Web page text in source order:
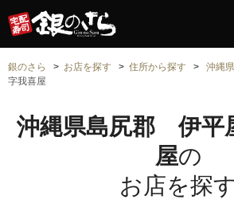
銀のさら お店を探す 住所から探す 沖縄県
字我喜屋
沖縄県島尻郡 伊平
屋の
お店を探す